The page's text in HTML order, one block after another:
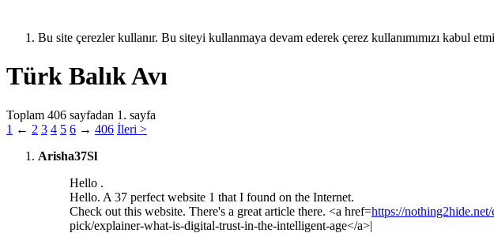
Bu site çerezler kullanır. Bu siteyi kullanmaya devam ederek çerez kullanımımızı kabul
Türk Balık Avı
Toplam 406 sayfadan 1. sayfa
1 ← 2 3 4 5 6 → 406 İleri >
Arisha37Sl
Hello .
Hello. A 37 perfect website 1 that I found on the Internet.
Check out this website. There's a great article there. <a href=https://
pick/explainer-what-is-digital-trust-in-the-intelligent-age</a>|